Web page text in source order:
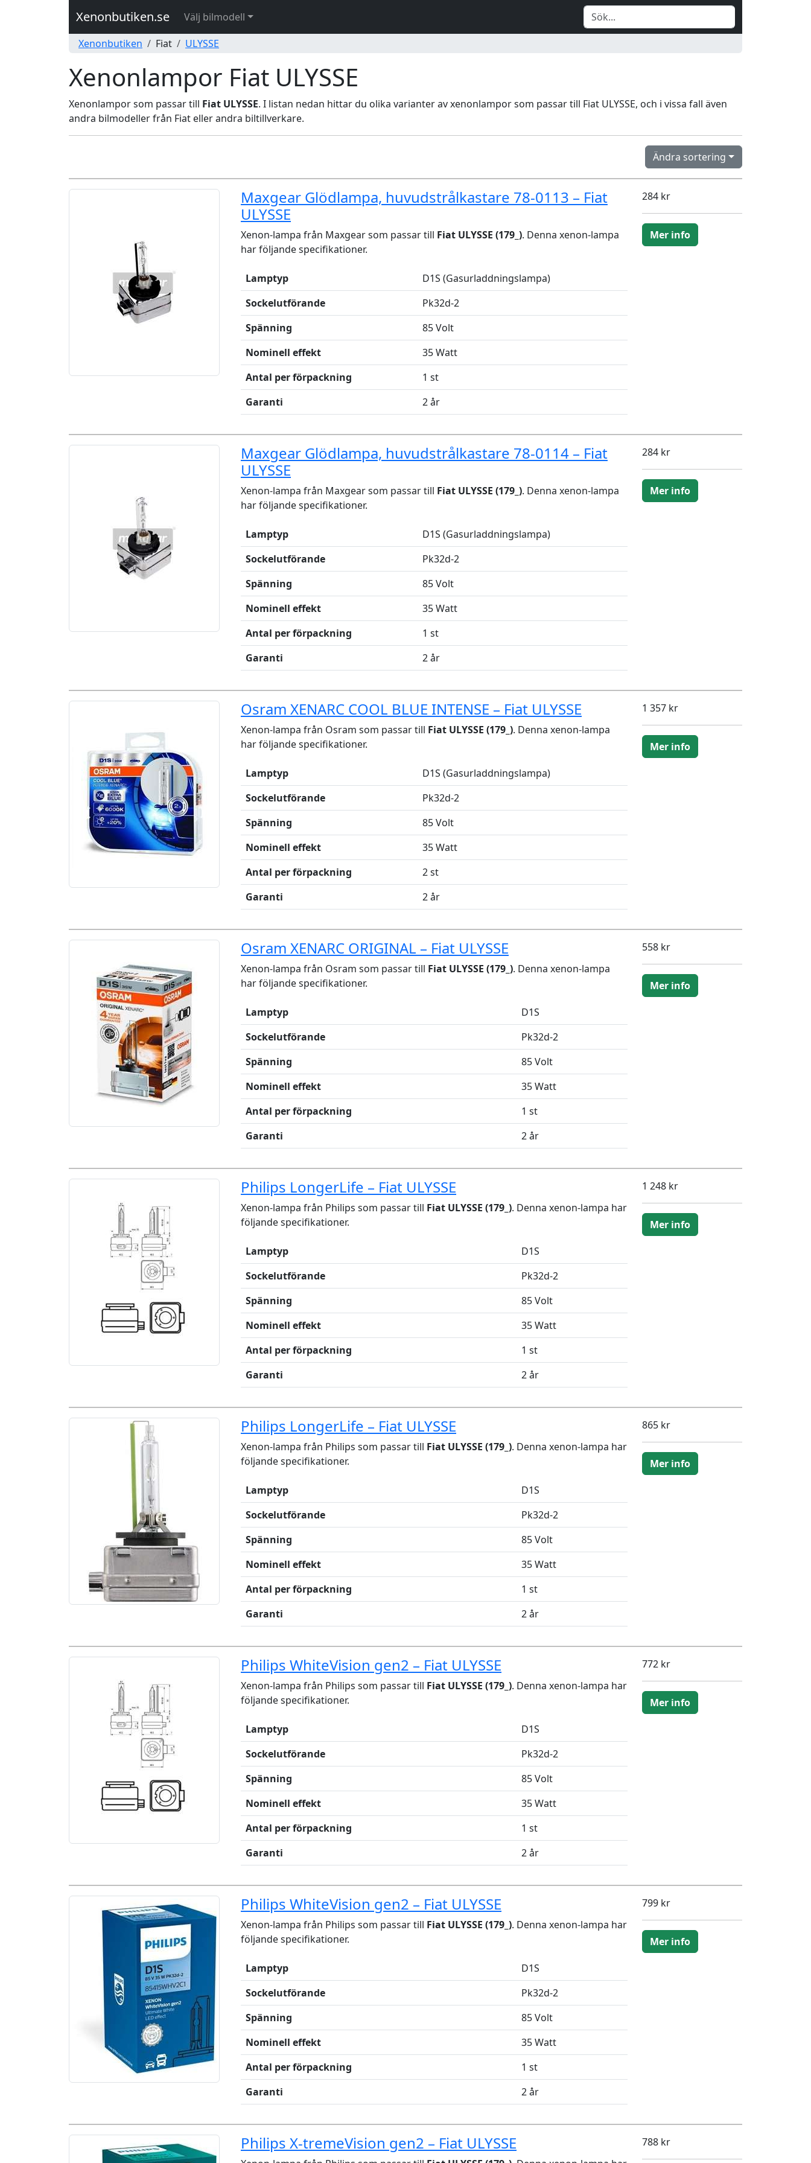
Xenonbutiken.se
Välj bilmodell
Xenonbutiken
Fiat ULYSSE
Xenonlampor Fiat ULYSSE
Xenonlampor som passar till Fiat ULYSSE. I listan nedan hittar du olika varianter av xenonlampor som passar till Fiat ULYSSE, och i vissa fall även
andra bilmodeller från Fiat eller andra biltillverkare.
Ändra sortering
Maxgear Glödlampa, huvudstrålkastare 78-0113 – Fiat
ULYSSE
Xenon-lampa från Maxgear som passar till Fiat ULYSSE (179_). Denna xenon-lampa
har följande specifikationer.
Lamptyp
D1S (Gasurladdningslampa)
Sockelutförande
Pk32d-2
Spänning
85 Volt
Nominell effekt
35 Watt
Antal per förpackning
1 st
Garanti
2 år
284 kr
Mer info
Maxgear Glödlampa, huvudstrålkastare 78-0114 – Fiat
ULYSSE
Xenon-lampa från Maxgear som passar till Fiat ULYSSE (179_). Denna xenon-lampa
har följande specifikationer.
Lamptyp
D1S (Gasurladdningslampa)
Sockelutförande
Pk32d-2
Spänning
85 Volt
Nominell effekt
35 Watt
Antal per förpackning
1 st
Garanti
2 år
284 kr
Mer info
Osram XENARC COOL BLUE INTENSE – Fiat ULYSSE
Xenon-lampa från Osram som passar till Fiat ULYSSE (179_). Denna xenon-lampa
har följande specifikationer.
Lamptyp
D1S (Gasurladdningslampa)
Sockelutförande
Pk32d-2
Spänning
85 Volt
Nominell effekt
35 Watt
Antal per förpackning
2 st
Garanti
2 år
1 357 kr
Mer info
Osram XENARC ORIGINAL – Fiat ULYSSE
Xenon-lampa från Osram som passar till Fiat ULYSSE (179_). Denna xenon-lampa
har följande specifikationer.
Lamptyp
D1S
Sockelutförande
Pk32d-2
Spänning
85 Volt
Nominell effekt
35 Watt
Antal per förpackning
1 st
Garanti
2 år
558 kr
Mer info
Philips LongerLife – Fiat ULYSSE
Xenon-lampa från Philips som passar till Fiat ULYSSE (179_). Denna xenon-lampa har
följande specifikationer.
Lamptyp
D1S
Sockelutförande
Pk32d-2
Spänning
85 Volt
Nominell effekt
35 Watt
Antal per förpackning
1 st
Garanti
2 år
1 248 kr
Mer info
Philips LongerLife – Fiat ULYSSE
Xenon-lampa från Philips som passar till Fiat ULYSSE (179_). Denna xenon-lampa har
följande specifikationer.
Lamptyp
D1S
Sockelutförande
Pk32d-2
Spänning
85 Volt
Nominell effekt
35 Watt
Antal per förpackning
1 st
Garanti
2 år
865 kr
Mer info
Philips WhiteVision gen2 – Fiat ULYSSE
Xenon-lampa från Philips som passar till Fiat ULYSSE (179_). Denna xenon-lampa har
följande specifikationer.
Lamptyp
D1S
Sockelutförande
Pk32d-2
Spänning
85 Volt
Nominell effekt
35 Watt
Antal per förpackning
1 st
Garanti
2 år
772 kr
Mer info
Philips WhiteVision gen2 – Fiat ULYSSE
Xenon-lampa från Philips som passar till Fiat ULYSSE (179_). Denna xenon-lampa har
följande specifikationer.
Lamptyp
D1S
Sockelutförande
Pk32d-2
Spänning
85 Volt
Nominell effekt
35 Watt
Antal per förpackning
1 st
Garanti
2 år
799 kr
Mer info
Philips X-tremeVision gen2 – Fiat ULYSSE 788 kr